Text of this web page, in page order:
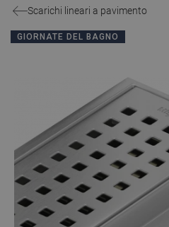
Scarichi lineari a pavimento
GIORNATE DEL BAGNO